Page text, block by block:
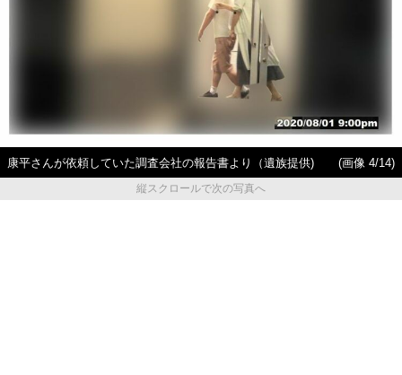
康平さんが依頼していた調査会社の報告書より（遺族提供)
(画像 4/14)
縦スクロールで次の写真へ